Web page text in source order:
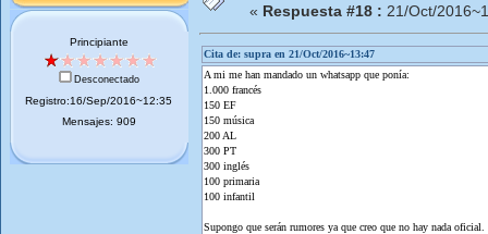
Principiante
Desconectado
Registro:16/Sep/2016~12:35
Mensajes: 909
« Respuesta #18 : 21/Oct/
Cita de: supra en 21/Oct/2016~13:47
A mi me han mandado un whatsapp que ponía:
1.000 francés
150 EF
150 música
200 AL
300 PT
300 inglés
100 primaria
100 infantil
Supongo que serán rumores ya que creo que no hay nada oficial.